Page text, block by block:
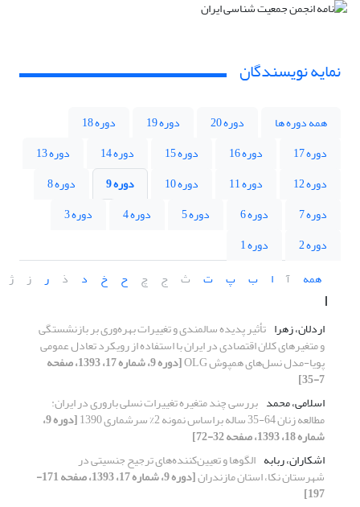
نمایه نویسندگان
همه دوره ها دوره 20 دوره 19
دوره 18
دوره 17
دوره 16 دوره 15 دوره 14
دوره 13
دوره 12
دوره 11 دوره 10 دوره 9
دوره 8
دوره 7
دوره 6 دوره 5 دوره 4
دوره 3
دوره 2
دوره 1
همه
آ ا ب پ ت ث ج چ ح خ د ذ ر ز ژ
ا
اردلان، زهرا تأثیر پدیده سالمندی و تغییرات بهره‌وری بر بازنشستگی
و متغیر‌های کلان اقتصادی در ایران با استفاده از رویکرد تعادل عمومی
پویا-مدل نسل‌های همپوش OLG [دوره 9، شماره 17، 1393، صفحه
7-35]
اسلامی، محمد بررسی چند متغیره تغییرات نسلی باروری در ایران:
مطالعه زنان 64-35 ساله براساس نمونه 2% سرشماری 1390 [دوره 9،
شماره 18، 1393، صفحه 32-72]
اشکاران، ربابه الگوها و تعیین‌کننده‌های ترجیح جنسیتی در
شهرستان نکا، استان مازندران [دوره 9، شماره 17، 1393، صفحه 171-
197]